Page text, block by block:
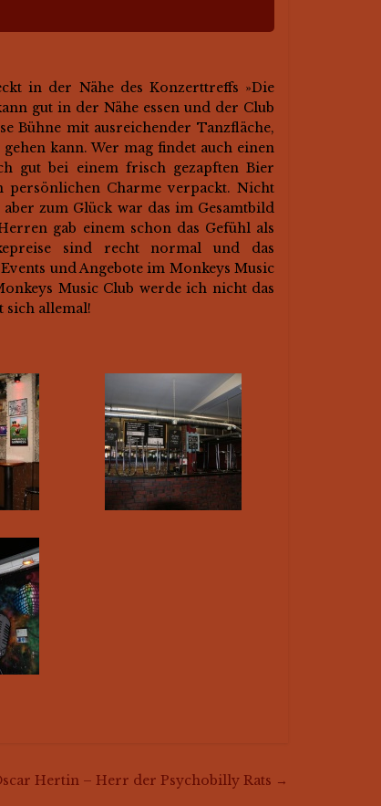
in der Nähe des Konzerttreffs »Die
gut in der Nähe essen und der Club
Bühne mit ausreichender Tanzfläche,
kann. Wer mag findet auch einen
gut bei einem frisch gezapften Bier
persönlichen Charme verpackt. Nicht
zum Glück war das im Gesamtbild
gab einem schon das Gefühl als
sind recht normal und das
und Angebote im Monkeys Music
Music Club werde ich nicht das
sich allemal!
Hertin – Herr der Psychobilly Rats →